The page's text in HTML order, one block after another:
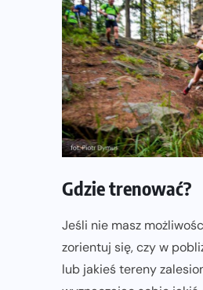
Gdzie trenować?
Jeśli nie masz
zorientuj się, czy w
lub jakieś tereny